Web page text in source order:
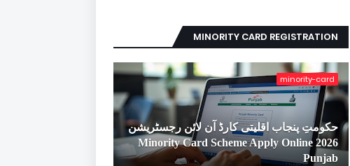
MINORITY CARD REGISTRATION
minority-card
حکومتِ پنجاب اقلیتی کارڈ آن لائن رجسٹریشن
2026 Minority Card Scheme Apply Online
Punjab